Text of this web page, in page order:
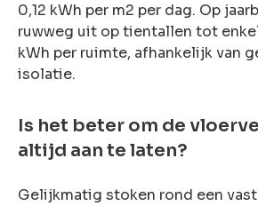
0,12 kWh per m2 per dag. Op
ruwweg uit op tientallen tot
kWh per ruimte, afhankelijk van
isolatie.
Is het beter om de
altijd aan te laten?
Gelijkmatig stoken rond een